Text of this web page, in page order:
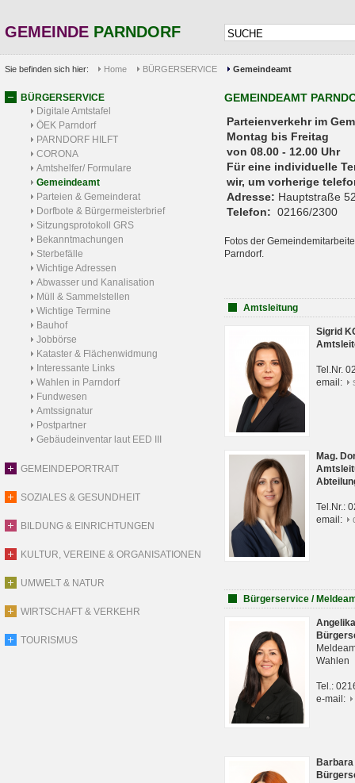
GEMEINDE PARNDORF
Sie befinden sich hier: Home BÜRGERSERVICE Gemeindeamt
BÜRGERSERVICE
Digitale Amtstafel
ÖEK Parndorf
PARNDORF HILFT
CORONA
Amtshelfer/ Formulare
Gemeindeamt
Parteien & Gemeinderat
Dorfbote & Bürgermeisterbrief
Sitzungsprotokoll GRS
Bekanntmachungen
Sterbefälle
Wichtige Adressen
Abwasser und Kanalisation
Müll & Sammelstellen
Wichtige Termine
Bauhof
Jobbörse
Kataster & Flächenwidmung
Interessante Links
Wahlen in Parndorf
Fundwesen
Amtssignatur
Postpartner
Gebäudeinventar laut EED III
GEMEINDEPORTRAIT
SOZIALES & GESUNDHEIT
BILDUNG & EINRICHTUNGEN
KULTUR, VEREINE & ORGANISATIONEN
UMWELT & NATUR
WIRTSCHAFT & VERKEHR
TOURISMUS
GEMEINDEAMT
Parteienverkehr
Montag bis Freitag
von 08.00 - 12.00 Uhr
Für eine individuelle
wir, um vorherige
Adresse: Hauptstraße
Telefon: 02166/2300
Fotos der
Parndorf.
Amtsleitung
Sigrid
Tel.Nr.
email:
Mag.
Tel.Nr.:
email:
Bürgerservice /
Wahlen
Tel.:
e-mail: